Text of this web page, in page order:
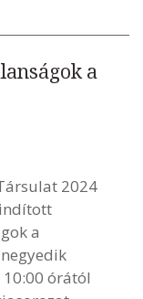
a
2024
a
órától